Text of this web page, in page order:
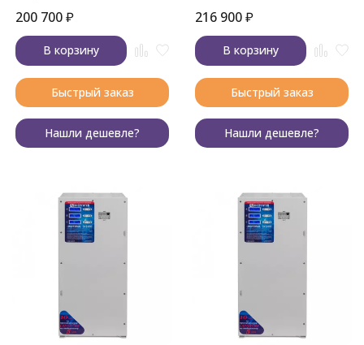
200 700₽
В корзину
Быстрый заказ
Нашли дешевле?
216 900₽
В корзину
Быстрый заказ
Нашли дешевле?